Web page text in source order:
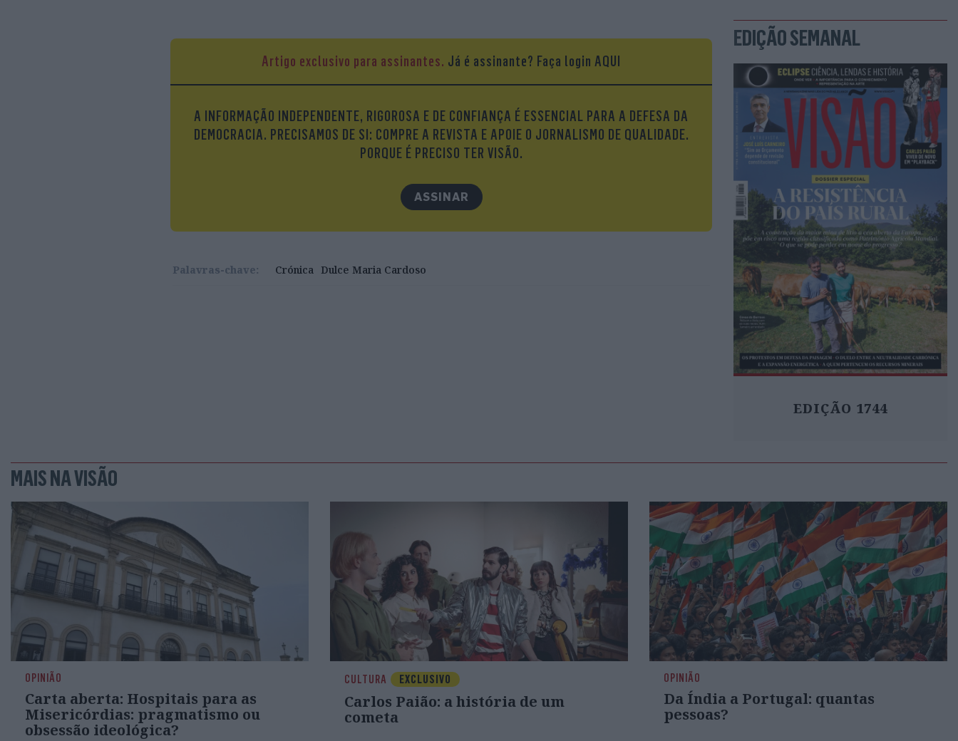
Artigo exclusivo para assinantes. Já é assinante? Faça login AQUI
A INFORMAÇÃO INDEPENDENTE, RIGOROSA E DE CONFIANÇA É ESSENCIAL PARA A DEFESA DA
DEMOCRACIA. PRECISAMOS DE SI: COMPRE A REVISTA E APOIE O JORNALISMO DE QUALIDADE.
PORQUE É PRECISO TER VISÃO.
ASSINAR
Palavras-chave: Crónica Dulce Maria Cardoso
EDIÇÃO SEMANAL
EDIÇÃO 1744
MAIS NA VISÃO
OPINIÃO
Carta aberta: Hospitais para as
Misericórdias: pragmatismo ou
obsessão ideológica?
CULTURA EXCLUSIVO
Carlos Paião: a história de um
cometa
OPINIÃO
Da Índia a Portugal: quantas
pessoas?